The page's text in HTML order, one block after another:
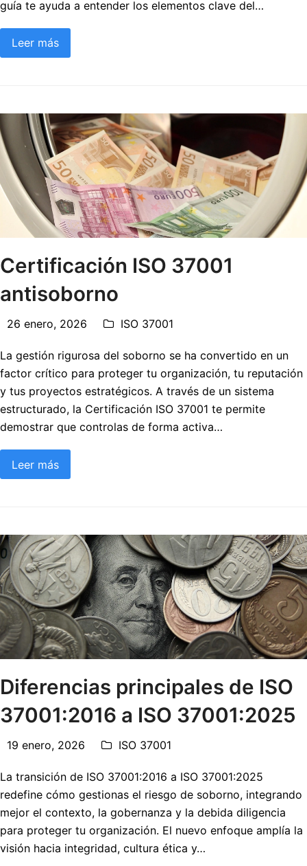
guía te ayuda a entender los elementos clave del…
Leer más
Certificación ISO 37001
antisoborno
26 enero, 2026 ISO 37001
La gestión rigurosa del soborno se ha convertido en un
factor crítico para proteger tu organización, tu reputación
y tus proyectos estratégicos. A través de un sistema
estructurado, la Certificación ISO 37001 te permite
demostrar que controlas de forma activa…
Leer más
Diferencias principales de ISO
37001:2016 a ISO 37001:2025
19 enero, 2026 ISO 37001
La transición de ISO 37001:2016 a ISO 37001:2025
redefine cómo gestionas el riesgo de soborno, integrando
mejor el contexto, la gobernanza y la debida diligencia
para proteger tu organización. El nuevo enfoque amplía la
visión hacia integridad, cultura ética y…